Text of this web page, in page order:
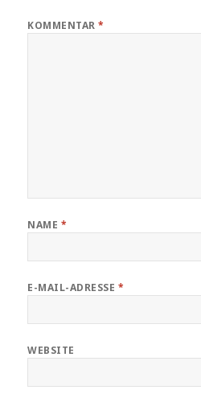
KOMMENTAR*
NAME *
E-MAIL-ADRESSE *
WEBSITE